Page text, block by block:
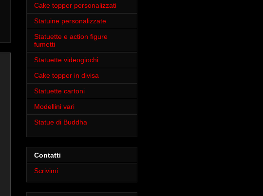
Cake topper personalizzati
Statuine personalizzate
Statuette e action figure
fumetti
Statuette videogiochi
Cake topper in divisa
Statuette cartoni
Modellini vari
Statue di Buddha
Contatti
Scrivimi